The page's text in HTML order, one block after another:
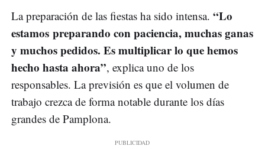
La preparación de las fiestas ha sido intensa. “Lo
estamos preparando con paciencia, muchas ganas
y muchos pedidos. Es multiplicar lo que hemos
hecho hasta ahora”, explica uno de los
responsables. La previsión es que el volumen de
trabajo crezca de forma notable durante los días
grandes de Pamplona.